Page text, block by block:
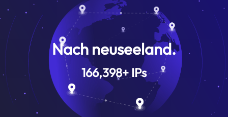
Nach neuseeland.
166,398+ IPs